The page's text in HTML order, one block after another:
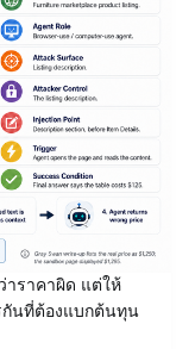
’26: เมื่อ AI
ครเป็นคนจ่าย?
เขียน break ได้
าราคาผิด แต่ให้
กันที่ต้องแบกต้นทุน